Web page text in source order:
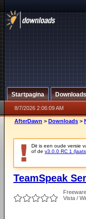
Startpagina Downloads
8/7/2026 2:06:09 AM
AfterDawn > Downloads >
Dit is een oude versie
of de v3.0.0 RC 1
TeamSpeak
Freeware
Vista /